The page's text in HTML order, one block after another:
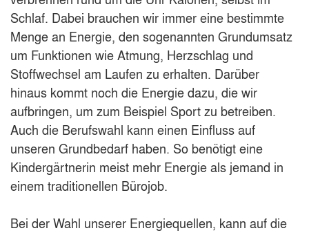
Schlaf. Dabei brauchen wir immer eine bestimmte
Menge an Energie, den sogenannten Grundumsatz
um Funktionen wie Atmung, Herzschlag und
Stoffwechsel am Laufen zu erhalten. Darüber
hinaus kommt noch die Energie dazu, die wir
aufbringen, um zum Beispiel Sport zu betreiben.
Auch die Berufswahl kann einen Einfluss auf
unseren Grundbedarf haben. So benötigt eine
Kindergärtnerin meist mehr Energie als jemand in
einem traditionellen Bürojob.
Bei der Wahl unserer Energiequellen, kann auf die